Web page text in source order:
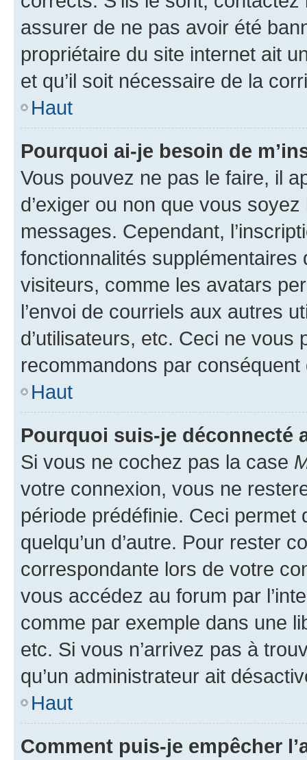
assurer de ne pas avoir été
propriétaire du site internet ait
et qu’il soit nécessaire de la
Haut
Pourquoi ai-je besoin de
Vous pouvez ne pas le faire, il
d’exiger ou non que vous
messages. Cependant,
fonctionnalités
visiteurs, comme les avatars
l’envoi de courriels aux autres
d’utilisateurs, etc. Ceci ne vous
recommandons par conséquent
Haut
Pourquoi suis-je déconnecté
Si vous ne cochez pas la case
votre connexion, vous ne
période prédéfinie. Ceci permet
quelqu’un d’autre. Pour rester
correspondante lors de votre
vous accédez au forum par
comme par exemple dans une
etc. Si vous n’arrivez pas à
qu’un administrateur ait
Haut
Comment puis-je empêcher